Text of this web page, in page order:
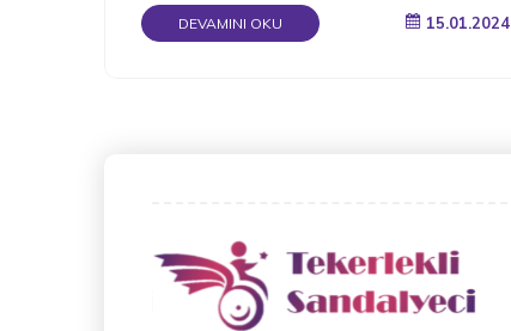
DEVAMINI OKU 15.01.2024